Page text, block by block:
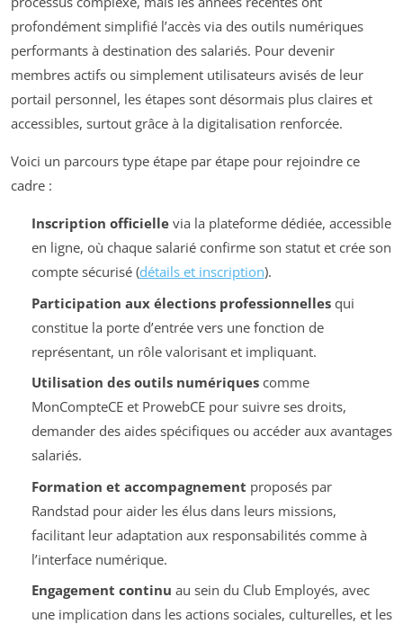
profondément simplifié l’accès via des outils numériques
performants à destination des salariés. Pour devenir
membres actifs ou simplement utilisateurs avisés de leur
portail personnel, les étapes sont désormais plus claires et
accessibles, surtout grâce à la digitalisation renforcée.
Voici un parcours type étape par étape pour rejoindre ce
cadre :
Inscription officiellevia la plateforme dédiée, accessible
en ligne, où chaque salarié confirme son statut et crée son
compte sécurisé (détails et inscription).
Participation aux élections professionnellesqui
constitue la porte d’entrée vers une fonction de
représentant, un rôle valorisant et impliquant.
Utilisation des outils numériquescomme
MonCompteCE et ProwebCE pour suivre ses droits,
demander des aides spécifiques ou accéder aux avantages
salariés.
Formation et accompagnement proposés par
Randstad pour aider les élus dans leurs missions,
facilitant leur adaptation aux responsabilités comme à
l’interface numérique.
Engagement continu au sein du Club Employés, avec
une implication dans les actions sociales, culturelles, et les